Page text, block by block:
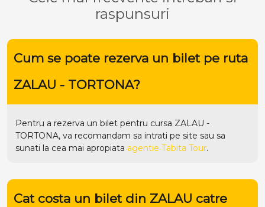
raspunsuri
Cum se poate rezerva un bilet pe ruta
ZALAU - TORTONA?
Pentru a rezerva un bilet pentru cursa ZALAU -
TORTONA, va recomandam sa intrati pe site sau sa
sunati la cea mai apropiata agentie Tabita Tour.
Cat costa un bilet din ZALAU catre